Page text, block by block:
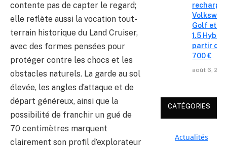
contente pas de capter le regard;
elle reflète aussi la vocation tout-
terrain historique du Land Cruiser,
avec des formes pensées pour
protéger contre les chocs et les
obstacles naturels. La garde au sol
élevée, les angles d’attaque et de
départ généreux, ainsi que la
possibilité de franchir un gué de
70 centimètres marquent
clairement son profil d’explorateur
Golf et T-
1.5 Hybrid
partir de
700 €
août 6,
CATÉGORIES
Actualités